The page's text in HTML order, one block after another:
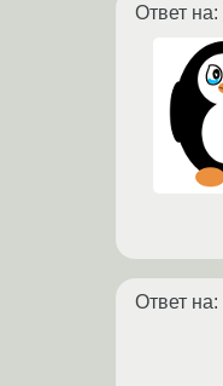
Ответ на:
Ответ на: